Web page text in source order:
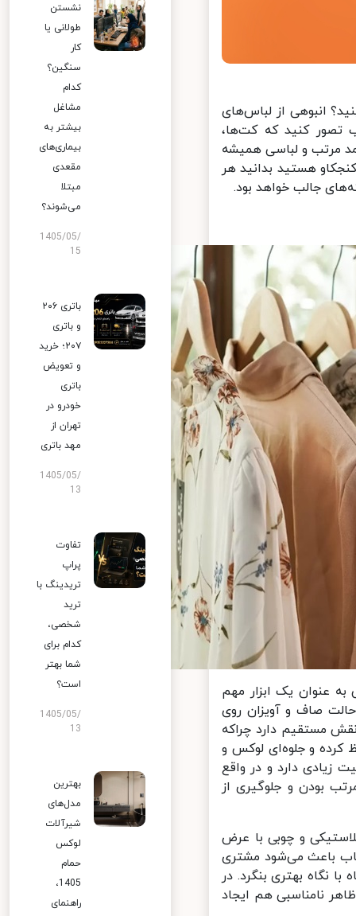
انبوهی از لباس‌های
کنید که کت‌ها،
مرتب و لباسی همیشه
هستید بدانید هر
جالب خواهد بود.
عنوان یک ابزار مهم
صاف و آویزان روی
مستقیم دارد چراکه
و جلوه‌ای لوکس و
دارد و در واقع
بودن و جلوگیری از
و چوبی با عرض
باعث می‌شود مشتری
نگاه بهتری بنگرد. در
نامناسبی هم ایجاد
نشستن
طولانی یا
کار
سنگین؟
کدام
مشاغل
بیشتر به
بیماری‌های
مقعدی
مبتلا
می‌شوند؟
1405/05/
15
باتری ۲۰۶
و باتری
۲۰۷؛ خرید
و تعویض
باتری
خودرو در
تهران از
مهد باتری
1405/05/
13
تفاوت
پراپ
تریدینگ با
ترید
شخصی،
کدام برای
شما بهتر
است؟
1405/05/
13
بهترین
مدل‌های
شیرآلات
لوکس
حمام
1405،
راهنمای